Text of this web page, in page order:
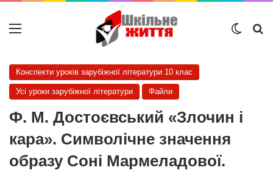
Меню
Конспекти уроків зарубіжної літератури 10 клас
Усі уроки зарубіжної літератури Файли
Ф. М. Достоєвський «Злочин і
кара». Символічне значення
образу Соні Мармеладової.